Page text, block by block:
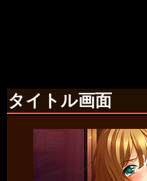
タイトル画面